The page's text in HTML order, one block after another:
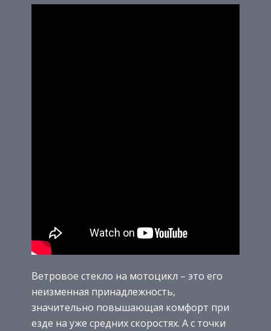
Ветровое стекло на мотоцикл – это его
неизменная принадлежность,
значительно повышающая комфорт при
езде на уже средних скоростях. А с точки